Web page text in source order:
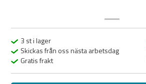
3 st i lager
Skickas från oss nästa arbetsdag
Gratis frakt